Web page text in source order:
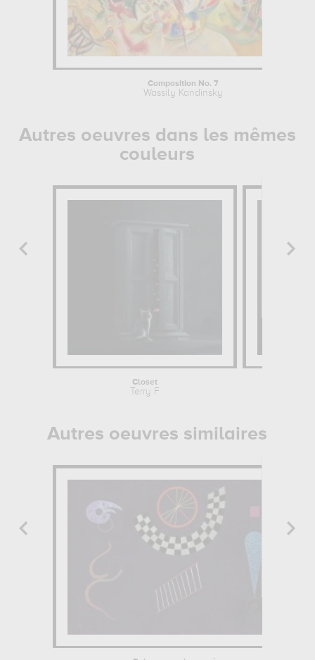
Composition No. 7
Wassily Kandinsky
Autres oeuvres dans les mêmes
couleurs
Closet
Terry F
Autres oeuvres similaires